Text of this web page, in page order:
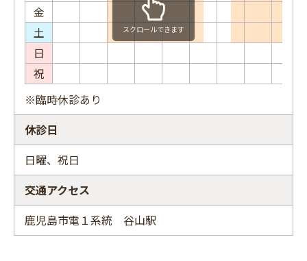
金
土
日
祝
スクロールできます
※臨時休診あり
休診日
日曜、祝日
交通アクセス
鹿児島市電１系統 谷山駅